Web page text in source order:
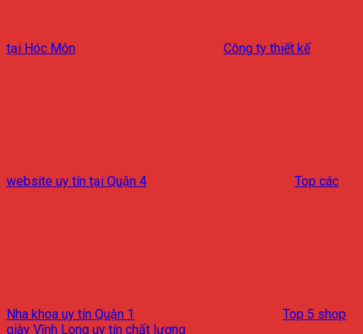
tại Hóc Môn Công ty thiết kế
website uy tín tại Quận 4 Top các
Nha khoa uy tín Quận 1
Top 5 shop
giày Vĩnh Long uy tín chất lượng